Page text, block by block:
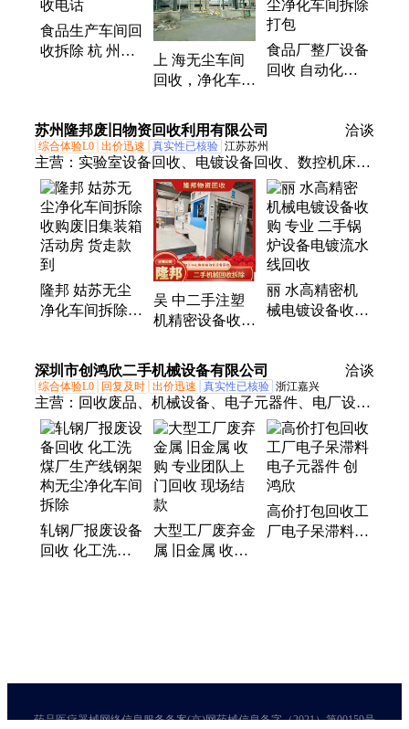
回收、自动化设备回收、化工设备回收、电子元器件
回收、加工中心回收、反应釜回收、废旧金属回收、
磨床铣床回收、配电柜回收、废铝回收、冷库回收
食品生产车间回
收拆除 杭 州无
上 海无尘车间
回收，净化车间
除净化无尘厂房
食品厂整厂设备
回收 自动化包
苏州隆邦废旧物资回收利用有限公司 洽谈
综合体验L0 出价迅速 真实性已核验 江苏苏州
主营： 实验室设备回收、电镀设备回收、数控机床车
床、钢结构厂房拆除、喷涂流水线拆除、化工厂拆
除、食品厂拆除、自动化设备、化工厂设备、注塑机
回收、ps塑料回收、铝废边角料、铝屑铝刨花、回收
电缆线、废旧金属回、活动板房集装箱回收、热处理
设备流水线、模具钢回收
隆邦 姑苏无尘
净化车间拆除
到
吴 中二手注塑
机精密设备收购
间活动板房拆除
回收
丽 水高精密机
械电镀设备收购
深圳市创鸿欣二手机械设备有限公司 洽谈
综合体验L0 回复及时 出价迅速 真实性已核验 浙江嘉兴
主营： 回收废品、机械设备、电子元器件、电厂设备
拆除回收、酒店设备、音响设备
轧钢厂报废设备
回收 化工洗煤
大型工厂废弃金
属 旧金属 收购
高价打包回收工
厂电子呆滞料
药品医疗器械网络信息服务备案(京)网药械信息备字（2021）第00159号